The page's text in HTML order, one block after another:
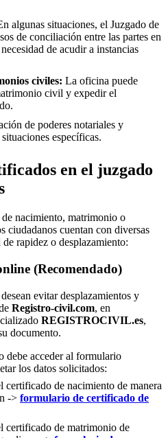
algunas situaciones, el Juzgado de
de conciliación entre las partes en
de acudir a instancias
civiles: La oficina puede
civil y expedir el
de poderes notariales y
específicas.
en el juzgado
nacimiento, matrimonio o
ciudadanos cuentan con diversas
rapidez o desplazamiento:
(Recomendado)
evitar desplazamientos y
Registro-civil.com, en
REGISTROCIVIL.es,
documento.
debe acceder al formulario
los datos solicitados:
certificado de nacimiento de manera
-> formulario de certificado de
certificado de matrimonio de